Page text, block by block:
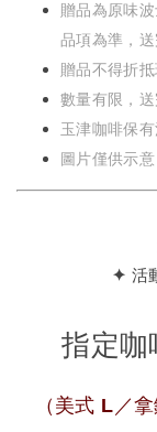
贈品為原味
品項為準，送
贈品不得折抵
數量有限，送
玉津咖啡保
圖片僅供示
✦ 活
指定咖
（美式 L／